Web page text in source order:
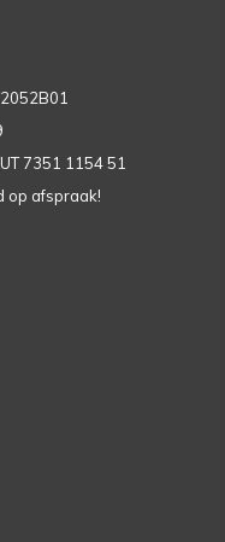
7351 1154 51
op afspraak!